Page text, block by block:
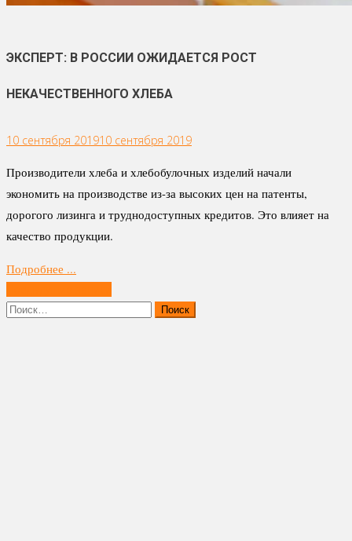
ЭКСПЕРТ: В РОССИИ ОЖИДАЕТСЯ РОСТ
НЕКАЧЕСТВЕННОГО ХЛЕБА
10 сентября 201910 сентября 2019
Производители хлеба и хлебобулочных изделий начали
экономить на производстве из-за высоких цен на патенты,
дорогого лизинга и труднодоступных кредитов. Это влияет на
качество продукции.
Подробнее ...
по
Найти: